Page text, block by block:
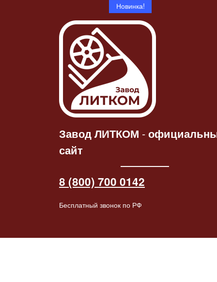
Читать
далее
Новинка!
Статуэтка «Конь-
барабанщик»
2264.00₽
Завод ЛИТКОМ -
сайт
8 (800) 700 0142
Бесплатный звонок по РФ